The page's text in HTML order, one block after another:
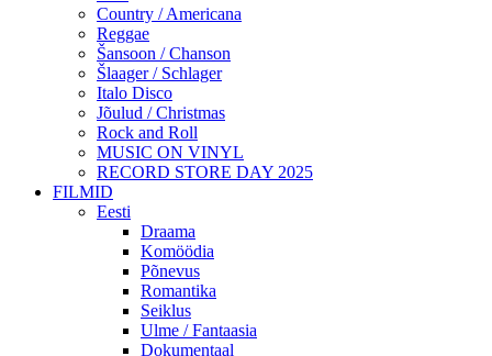
Country / Americana
Reggae
Šansoon / Chanson
Šlaager / Schlager
Italo Disco
Jõulud / Christmas
Rock and Roll
MUSIC ON VINYL
RECORD STORE DAY 2025
FILMID
Eesti
Draama
Komöödia
Põnevus
Romantika
Seiklus
Ulme / Fantaasia
Dokumentaal